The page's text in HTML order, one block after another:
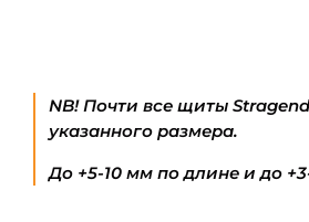
NB! Почти все щиты
указанного размера.
До +5-10 мм по длине и до